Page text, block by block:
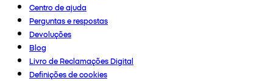
Centro de ajuda
Perguntas e respostas
Devoluções
Blog
Livro de Reclamações Digital
Definições de cookies